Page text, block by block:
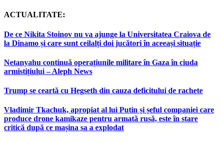
ACTUALITATE:
De ce Nikita Stoinov nu va ajunge la Universitatea Craiova de
la Dinamo și care sunt ceilalți doi jucători în aceeași situație
Netanyahu continuă operațiunile militare în Gaza în ciuda
armistițiului – Aleph News
Trump se ceartă cu Hegseth din cauza deficitului de rachete
Vladimir Tkachuk, apropiat al lui Putin și șeful companiei care
produce drone kamikaze pentru armată rusă, este în stare
critică după ce mașina sa a explodat